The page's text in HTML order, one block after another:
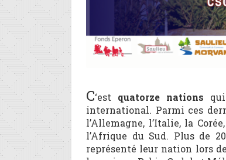
C‘est quatorze nations
international. Parmi ces
l’Allemagne, l’Italie, la
l’Afrique du Sud. Plus de
représenté leur nation lors